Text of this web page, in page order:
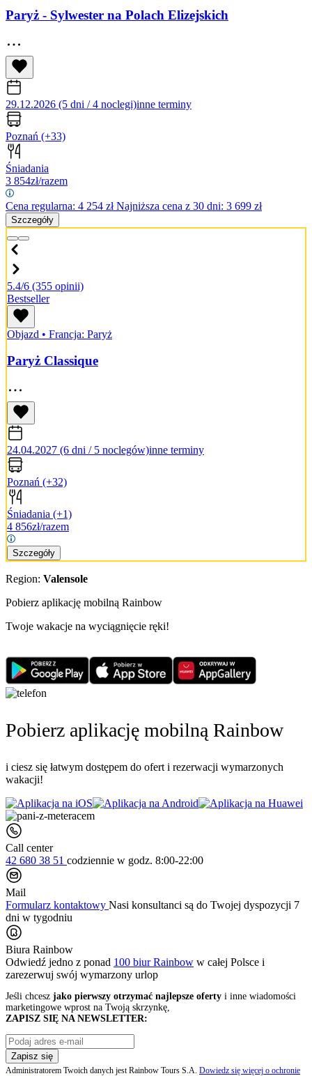
Paryż - Sylwester na Polach Elizejskich
29.12.2026 (5 dni / 4 noclegi)inne terminy
Poznań (+33)
Śniadania
3 854zł/razem
Cena regularna: 4 254 złNajniższa cena z 30 dni: 3 699 zł
Szczegóły
5.4/6 (355 opinii)
Bestseller
Objazd • Francja: Paryż
Paryż Classique
24.04.2027 (6 dni / 5 noclegów)inne terminy
Poznań (+32)
Śniadania (+1)
4 856zł/razem
Szczegóły
Region: Valensole
Pobierz aplikację mobilną Rainbow
Twoje wakacje na wyciągnięcie ręki!
Pobierz aplikację mobilną Rainbow
i ciesz się łatwym dostępem do ofert i rezerwacji wymarzonych
wakacji!
Call center
42 680 38 51 codziennie w godz. 8:00-22:00
Mail
Formularz kontaktowy Nasi konsultanci są do Twojej dyspozycji 7
dni w tygodniu
Biura Rainbow
Odwiedź jedno z ponad 100 biur Rainbow w całej Polsce i
zarezerwuj swój wymarzony urlop
Jeśli chcesz jako pierwszy otrzymać najlepsze oferty i inne wiadomości
marketingowe wprost na Twoją skrzynkę,
ZAPISZ SIĘ NA NEWSLETTER:
Zapisz się
Administratorem Twoich danych jest Rainbow Tours S.A. Dowiedz się więcej o ochronie